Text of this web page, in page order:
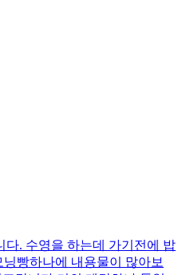
다. 수영을 하는데 가기전에 밥
빵하나에 내용물이 많아보